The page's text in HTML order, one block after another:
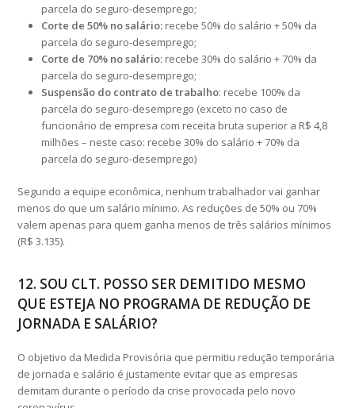
parcela do seguro-desemprego;
Corte de 50% no salário: recebe 50% do salário + 50% da
parcela do seguro-desemprego;
Corte de 70% no salário: recebe 30% do salário + 70% da
parcela do seguro-desemprego;
Suspensão do contrato de trabalho: recebe 100% da
parcela do seguro-desemprego (exceto no caso de
funcionário de empresa com receita bruta superior a R$ 4,8
milhões – neste caso: recebe 30% do salário + 70% da
parcela do seguro-desemprego)
Segundo a equipe econômica, nenhum trabalhador vai ganhar
menos do que um salário mínimo. As reduções de 50% ou 70%
valem apenas para quem ganha menos de três salários mínimos
(R$ 3.135).
12. SOU CLT. POSSO SER DEMITIDO MESMO
QUE ESTEJA NO PROGRAMA DE REDUÇÃO DE
JORNADA E SALÁRIO?
O objetivo da Medida Provisória que permitiu redução temporária
de jornada e salário é justamente evitar que as empresas
demitam durante o período da crise provocada pelo novo